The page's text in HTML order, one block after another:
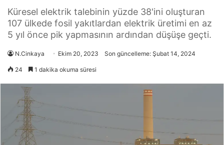
Küresel elektrik talebinin yüzde 38'ini oluşturan
107 ülkede fosil yakıtlardan elektrik üretimi en az
5 yıl önce pik yapmasının ardından düşüşe geçti.
N.Cinkaya Ekim 20, 2023 Son güncelleme: Şubat 14, 2024
24 1 dakika okuma süresi